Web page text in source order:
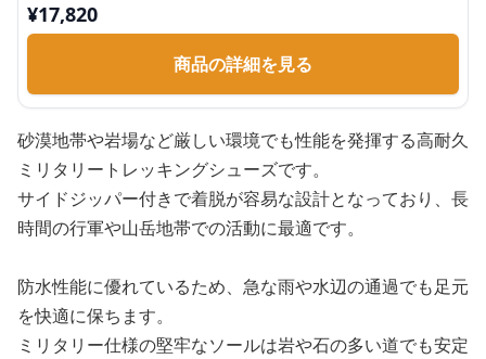
¥17,820
商品の詳細を見る
砂漠地帯や岩場など厳しい環境でも性能を発揮する高耐久
ミリタリートレッキングシューズです。
サイドジッパー付きで着脱が容易な設計となっており、長
時間の行軍や山岳地帯での活動に最適です。
防水性能に優れているため、急な雨や水辺の通過でも足元
を快適に保ちます。
ミリタリー仕様の堅牢なソールは岩や石の多い道でも安定